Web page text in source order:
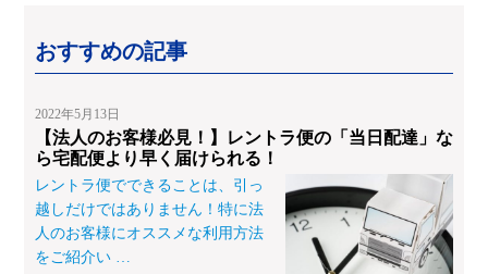
おすすめの記事
2022年5月13日
【法人のお客様必見！】レントラ便の「当日配達」な
ら宅配便より早く届けられる！
レントラ便でできることは、引っ
越しだけではありません！特に法
人のお客様にオススメな利用方法
をご紹介い